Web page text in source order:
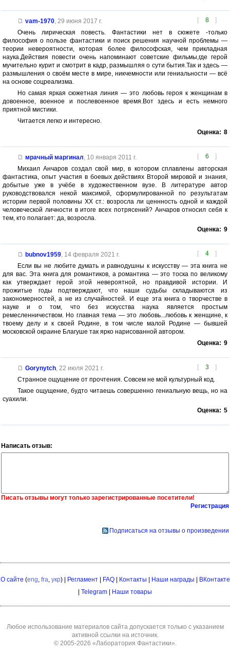
[ 8 ]
vam-1970, 29 июня 2017 г.
Очень лирическая повесть. Фантастики нет в сюжете -только
философия о пользе фантастики и поиск решения научной проблемы —
теории невероятности, которая более философская, чем прикладная
наука.Действия повести очень напоминают советские фильмы,где герой
мучительно курит и смотрит в кадр, размышляя о сути бытия.Так и здесь —
размышления о своём месте в мире, никчемности или гениальности — всё
на основе соцреализма.
Но самая яркая сюжетная линия — это любовь героя к женщинам в
довоенное, военное и послевоенное время.Вот здесь и есть немного
приятной мистики.
Читается легко и интересно.
Оценка: 8
[ 6 ]
мрачный маргинал 10 января 2011 г.
Михаил Анчаров создал свой мир, в котором сплавлены авторская
фантастика, опыт участия в боевых действиях Второй мировой и знания,
добытые уже в учёбе в художественном вузе. В литературе автор
руководствовался некой максимой, сформулированной по результатам
истории первой половины ХХ ст.: возросла ли ценнность одной и каждой
человеческой личности в итоге всех потрясений? Анчаров относил себя к
тем, кто полагает: да, возросла.
Оценка: 9
[ 4 ]
bubnov1959, 14 февраля 2021 г.
Если вы не любите думать и равнодушны к искусству — эта книга не
для вас. Эта книга для романтиков, а романтика — это тоска по великому
как утверждает герой этой невероятной, но правдивой истории. И
прожитые годы подтверждают, что наши судьбы складываются из
закономерностей, а не из случайностей. И еще эта книга о творчестве в
науке и о том, что без искусства наука является простым
ремесленничеством. Но главная тема — это любовь...любовь к женщине, к
твоему делу и к своей Родине, в том числе малой Родине — бывшей
московской окраине Благуше так ярко нарисованной автором.
Оценка: 9
[ 3 ]
Gorynytch, 22 июля 2021 г.
Странное ощущение от прочтения. Совсем не мой культурный код.
Такое ощущение, будто читаешь совершенно гениальную вещь, но на
суахили.
Оценка: 5
Написать отзыв:
Писать отзывы могут только зарегистрированные посетители!
Регистрация
Подписаться на отзывы о произведении
О сайте (eng fra укр) | Регламент| FAQ| Контакты | Наши награды | ВКонтакте
| Telegram | Наши товары
Любое использование материалов сайта допускается только с указанием
активной ссылки на источник.
© 2005-2026 «Лаборатория Фантастики»